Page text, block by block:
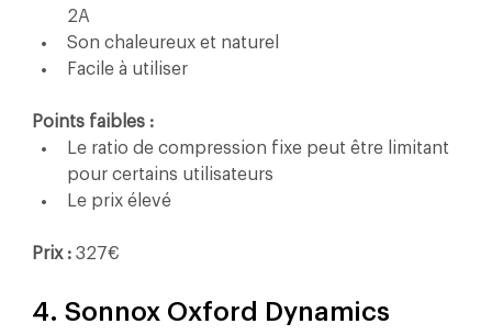
2A
Son chaleureux et naturel
Facile à utiliser
Points faibles :
Le ratio de compression fixe peut être limitant
pour certains utilisateurs
Le prix élevé
Prix : 327€
4. Sonnox Oxford Dynamics